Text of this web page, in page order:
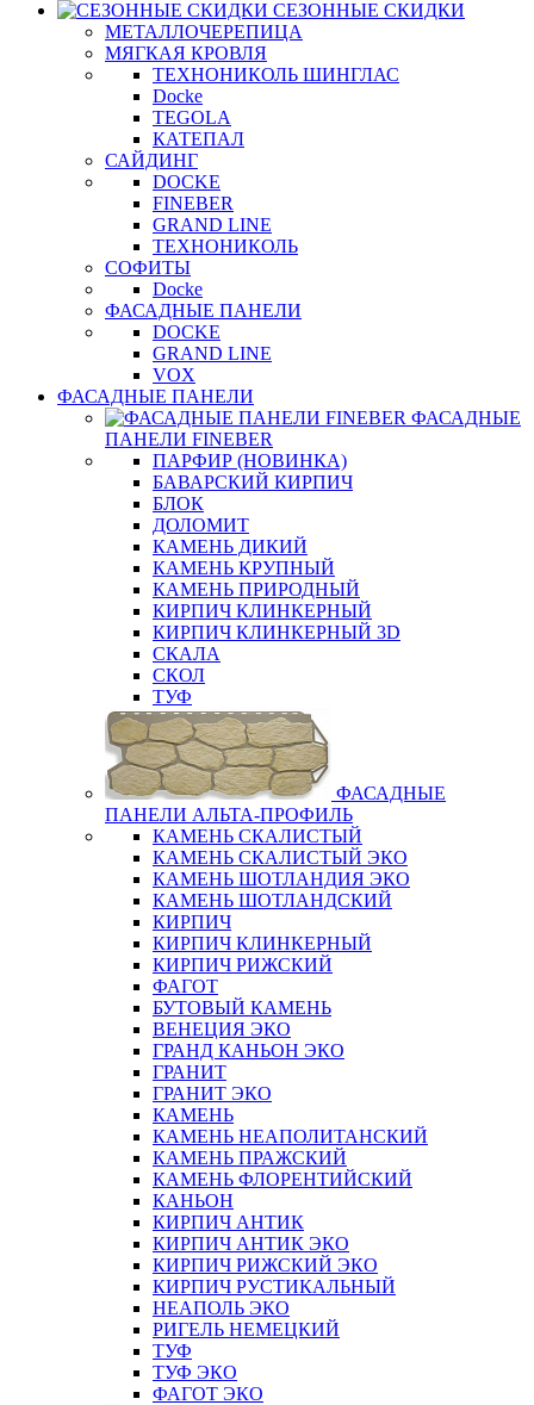
СЕЗОННЫЕ СКИДКИ
МЕТАЛЛОЧЕРЕПИЦА
МЯГКАЯ КРОВЛЯ
ТЕХНОНИКОЛЬ ШИНГЛАС
Docke
TEGOLA
КАТЕПАЛ
САЙДИНГ
DOCKE
FINEBER
GRAND LINE
ТЕХНОНИКОЛЬ
СОФИТЫ
Docke
ФАСАДНЫЕ ПАНЕЛИ
DOCKE
GRAND LINE
VOX
ФАСАДНЫЕ ПАНЕЛИ
ФАСАДНЫЕ
ПАНЕЛИ FINEBER
ПАРФИР (НОВИНКА)
БАВАРСКИЙ КИРПИЧ
БЛОК
ДОЛОМИТ
КАМЕНЬ ДИКИЙ
КАМЕНЬ КРУПНЫЙ
КАМЕНЬ ПРИРОДНЫЙ
КИРПИЧ КЛИНКЕРНЫЙ
КИРПИЧ КЛИНКЕРНЫЙ 3D
СКАЛА
СКОЛ
ТУФ
ФАСАДНЫЕ
ПАНЕЛИ АЛЬТА-ПРОФИЛЬ
КАМЕНЬ СКАЛИСТЫЙ
КАМЕНЬ СКАЛИСТЫЙ ЭКО
КАМЕНЬ ШОТЛАНДИЯ ЭКО
КАМЕНЬ ШОТЛАНДСКИЙ
КИРПИЧ
КИРПИЧ КЛИНКЕРНЫЙ
КИРПИЧ РИЖСКИЙ
ФАГОТ
БУТОВЫЙ КАМЕНЬ
ВЕНЕЦИЯ ЭКО
ГРАНД КАНЬОН ЭКО
ГРАНИТ
ГРАНИТ ЭКО
КАМЕНЬ
КАМЕНЬ НЕАПОЛИТАНСКИЙ
КАМЕНЬ ПРАЖСКИЙ
КАМЕНЬ ФЛОРЕНТИЙСКИЙ
КАНЬОН
КИРПИЧ АНТИК
КИРПИЧ АНТИК ЭКО
КИРПИЧ РИЖСКИЙ ЭКО
КИРПИЧ РУСТИКАЛЬНЫЙ
НЕАПОЛЬ ЭКО
РИГЕЛЬ НЕМЕЦКИЙ
ТУФ
ТУФ ЭКО
ФАГОТ ЭКО